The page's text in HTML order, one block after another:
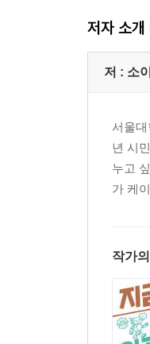
저자 소개
저 : 소
서울
년 시
누고
가 케
작가